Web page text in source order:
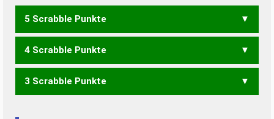
5 Scrabble Punkte
IRRTE TRIER
4 Scrabble Punkte
IRRT REIT RIET RITE
3 Scrabble Punkte